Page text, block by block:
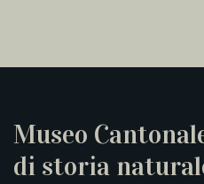
Museo
di storia